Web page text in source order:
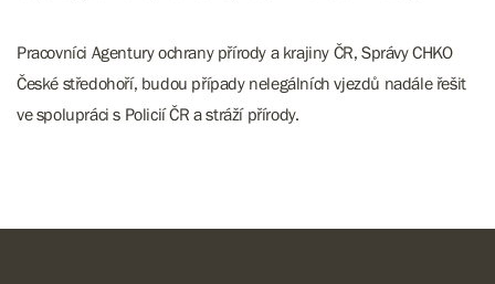
Pracovníci Agentury ochrany přírody a krajiny ČR, Správy CHKO
České středohoří, budou případy nelegálních vjezdů nadále řešit
ve spolupráci s Policií ČR a stráží přírody.